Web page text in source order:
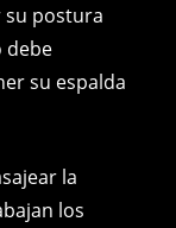
su postura
debe
su espalda
la
los